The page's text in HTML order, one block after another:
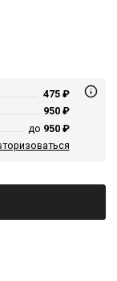
475 ₽
950 ₽
до 950 ₽